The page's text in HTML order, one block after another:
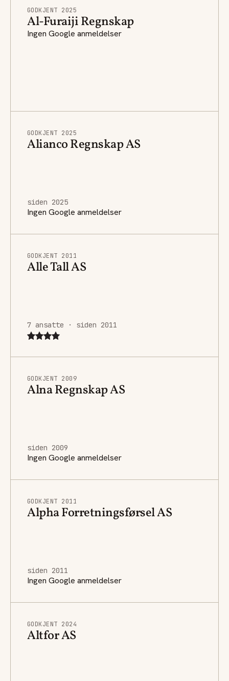
GODKJENT 2025
Al-Furaiji Regnskap
Ingen Google anmeldelser
GODKJENT 2025
Alianco Regnskap AS
siden 2025
Ingen Google anmeldelser
GODKJENT 2011
Alle Tall AS
7 ansatte · siden 2011
GODKJENT 2009
Alna Regnskap AS
siden 2009
Ingen Google anmeldelser
GODKJENT 2011
Alpha Forretningsførsel AS
siden 2011
Ingen Google anmeldelser
GODKJENT 2024
Altfor AS